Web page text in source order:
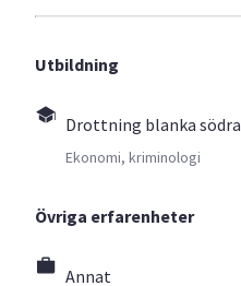
Utbildning
Drottning blanka södra
Ekonomi, kriminologi
Övriga erfarenheter
Annat